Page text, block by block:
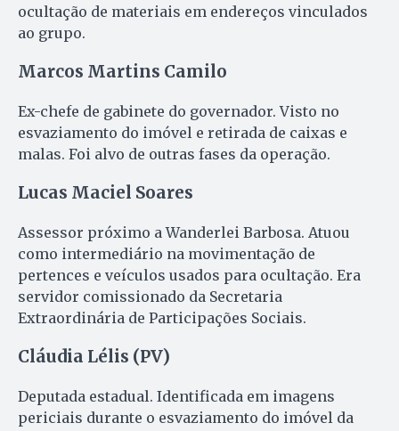
ocultação de materiais em endereços vinculados
ao grupo.
Marcos Martins Camilo
Ex-chefe de gabinete do governador. Visto no
esvaziamento do imóvel e retirada de caixas e
malas. Foi alvo de outras fases da operação.
Lucas Maciel Soares
Assessor próximo a Wanderlei Barbosa. Atuou
como intermediário na movimentação de
pertences e veículos usados para ocultação. Era
servidor comissionado da Secretaria
Extraordinária de Participações Sociais.
Cláudia Lélis (PV)
Deputada estadual. Identificada em imagens
periciais durante o esvaziamento do imóvel da